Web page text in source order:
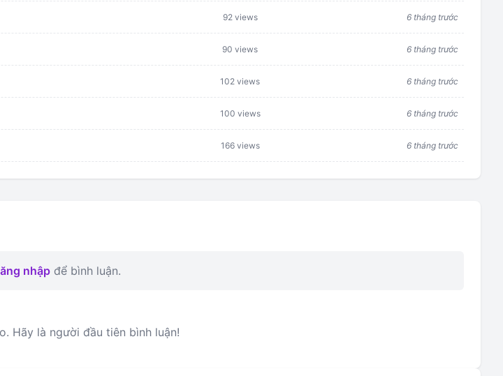
92 views 6 tháng trước
90 views 6 tháng trước
102 views 6 tháng trước
100 views 6 tháng trước
166 views 6 tháng trước
nhập để bình luận.
Hãy là người đầu tiên bình luận!